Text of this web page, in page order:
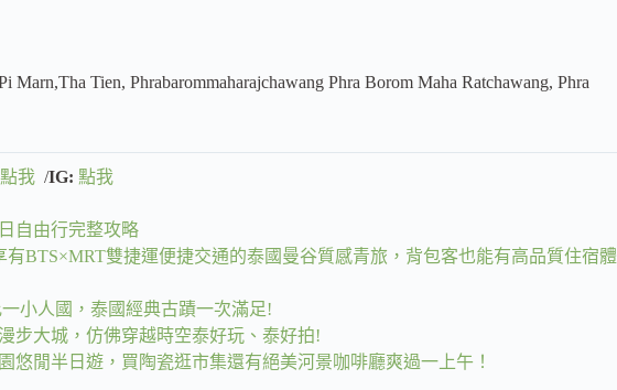
Tien, Phrabarommaharajchawang Phra Borom Maha Ratchawang, Phra
點我 /IG: 點我
自由行完整攻略
有BTS×MRT雙捷運便捷交通的泰國曼谷質感青旅，背包客也能有高品質住宿體
小人國，泰國經典古蹟一次滿足!
步大城，仿佛穿越時空泰好玩、泰好拍!
悠閒半日遊，買陶瓷逛市集還有絕美河景咖啡廳爽過一上午！